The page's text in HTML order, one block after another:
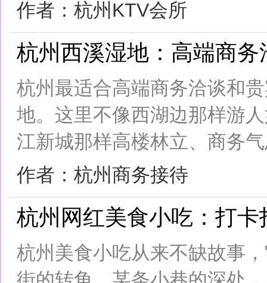
花铺子 | 免责声明 | 隐私政
Powered by
免责声明：站内会员言论仅代表个人观点，